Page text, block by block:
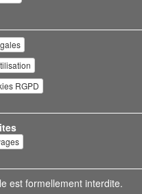
RGPD
est formellement interdite.